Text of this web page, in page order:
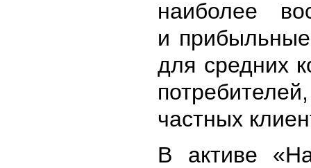
наиболее
и
для средних
частных
В активе